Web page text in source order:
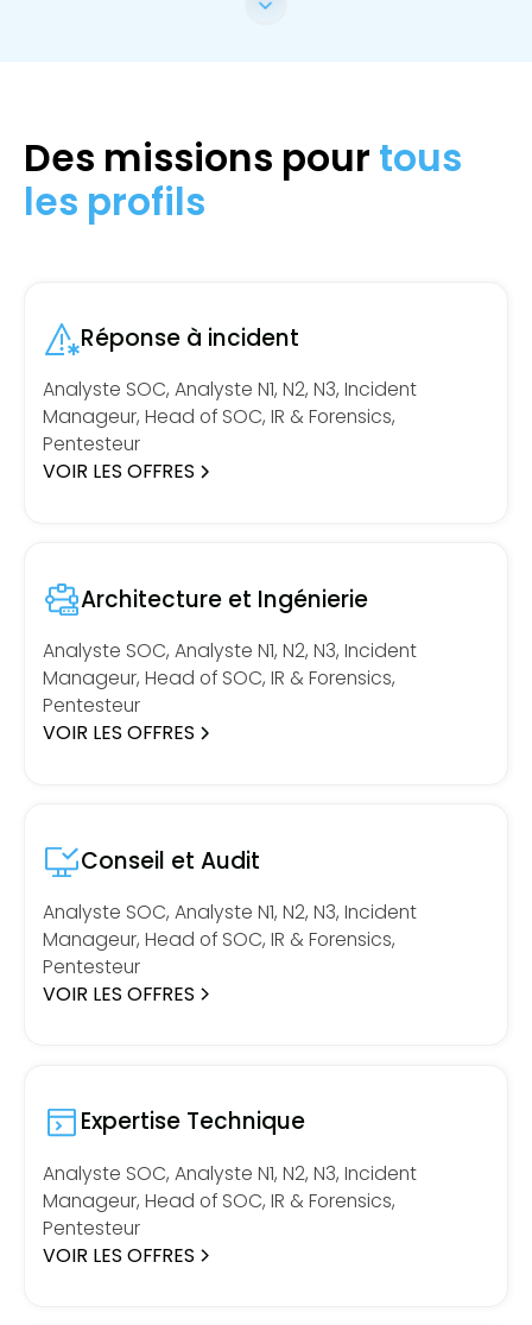
Des missions pour tous
les profils
Réponse à incident
Analyste SOC, Analyste N1, N2, N3, Incident
Manageur, Head of SOC, IR & Forensics,
Pentesteur
VOIR LES OFFRES
Architecture et Ingénierie
Analyste SOC, Analyste N1, N2, N3, Incident
Manageur, Head of SOC, IR & Forensics,
Pentesteur
VOIR LES OFFRES
Conseil et Audit
Analyste SOC, Analyste N1, N2, N3, Incident
Manageur, Head of SOC, IR & Forensics,
Pentesteur
VOIR LES OFFRES
Expertise Technique
Analyste SOC, Analyste N1, N2, N3, Incident
Manageur, Head of SOC, IR & Forensics,
Pentesteur
VOIR LES OFFRES